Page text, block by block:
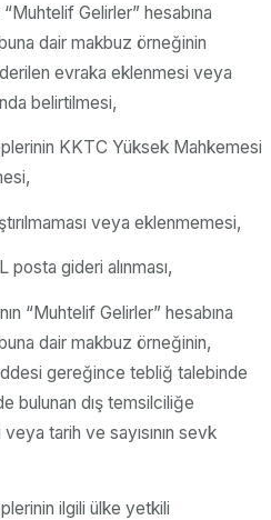
Gelirler” hesabına
buna dair makbuz örneğinin
evraka eklenmesi veya
belirtilmesi,
KKTC Yüksek Mahkemesi
veya eklenmemesi,
gideri alınması,
“Muhtelif Gelirler” hesabına
buna dair makbuz örneğinin,
gereğince tebliğ talebinde
bulunan dış temsilciliğe
tarih ve sayısının sevk
ilgili ülke yetkili